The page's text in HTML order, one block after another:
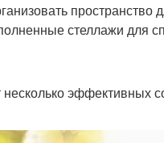
пространство
стеллажи для
эффективных